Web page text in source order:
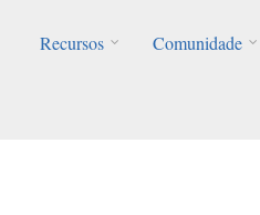
Recursos
Comunidade